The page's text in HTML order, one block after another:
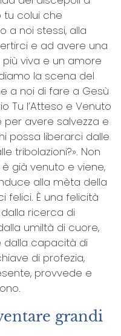
tu colui che
a noi stessi, alla
e ad avere una
viva e un amore
la scena del
a noi di fare a Gesù
Tu l’Atteso e Venuto
avere salvezza e
possa liberarci dalle
tribolazioni?». Non
già venuto e viene,
alla mèta della
felici. È una felicità
ricerca di
umiltà di cuore,
dalla capacità di
di profezia,
provvede e
grandi